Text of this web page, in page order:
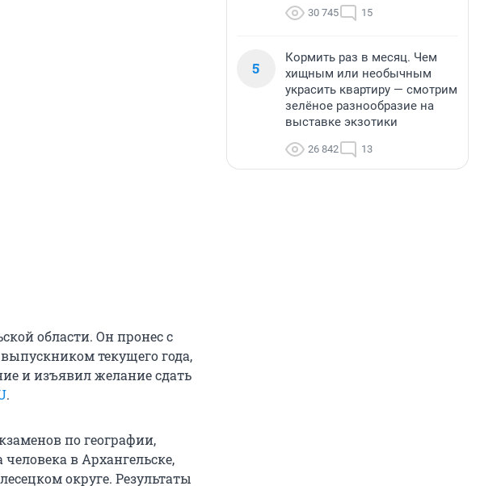
области. Он пронес с
текущего года,
и изъявил желание сдать
.
по географии,
в Архангельске,
округе. Результаты
30 745 15
5
Кормить раз в месяц. Чем
хищным или необычным
украсить квартиру — смотрим
зелёное разнообразие на
выставке экзотики
26 842 13